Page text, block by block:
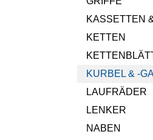
KASSETTEN
KETTEN
KURBEL & -
LAUFRÄDER
LENKER
NABEN